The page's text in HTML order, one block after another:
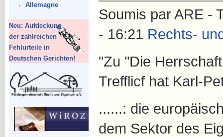
Allemagne
Neu: Aufdeckung
der zahlreichen
Fehlurteile in
Deutschen Gerichten!
Soumis par ARE -
- 16:21 Rechts-
"Zu "Die
Trefflicf hat Karl-
......: die
dem Sektor des